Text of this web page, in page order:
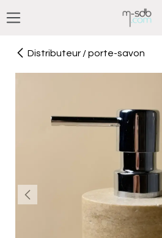
Distributeur / porte-savon